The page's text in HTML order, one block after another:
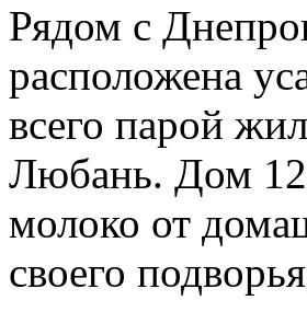
Рядом с
расположена
всего парой
Любань. Дом
молоко от
своего